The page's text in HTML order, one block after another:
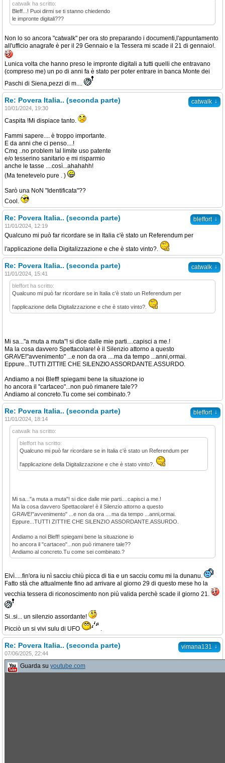
catwalk ha scritto:
Bleff...! Puoi dirmi se ti stanno chiedendo
le impronte digitali???
Non lo so ancora "catwalk" per ora sto preparando i documenti,l'appuntamento
all'ufficio anagrafe è per il 29 Gennaio e la Tessera mi scade il 21 di gennaio!.
Lunica volta che hanno preso le impronte digitali a tutti quelli che entravano
(compreso me) un po di anni fa è stato per poter entrare in banca Monte dei
Paschi di Siena,pezzi di m....
catwalk ↓
Re: Povera Italia.. (seconda parte)
10/01/2024, 19:30
Caspita !Mi dispiace tanto.
Fammi sapere.... è troppo importante.
E da anni che ci penso....!
Cmq ..no problem !al limite uso patente
e/o tesserino sanitario e mi risparmio
anche le tasse ....così...ahahahh!
(Ma tenetevelo pure . )
Sarò una NoN "Identificata"??
Cool.
bleffort ↓
Re: Povera Italia.. (seconda parte)
11/01/2024, 12:19
Qualcuno mi può far ricordare se in Italia c'è stato un Referendum per
l'applicazione della Digitalizzazione e che è stato vinto?.
catwalk ↓
Re: Povera Italia.. (seconda parte)
11/01/2024, 15:41
bleffort ha scritto:
Qualcuno mi può far ricordare se in Italia c'è stato un Referendum per
l'applicazione della Digitalizzazione e che è stato vinto?.
Mi sa..."a muta a muta"! si dice dalle mie parti....capisci a me.!
Ma la cosa davvero Spettacolare! è il Silenzio attorno a questo
GRAVE!"avvenimento" ...e non da ora ....ma da tempo ...anni,ormai.
Eppure...TUTTI ZITTI!E CHE SILENZIO ASSORDANTE.ASSURDO.
Andiamo a noi Bleff! spiegami bene la situazione io
ho ancora il "cartaceo"...non può rimanere tale??
Andiamo al concreto.Tu come sei combinato.?
bleffort ↓
Re: Povera Italia.. (seconda parte)
11/01/2024, 18:14
catwalk ha scritto:
bleffort ha scritto:
Qualcuno mi può far ricordare se in Italia c'è stato un Referendum per
l'applicazione della Digitalizzazione e che è stato vinto?.
Mi sa..."a muta a muta"! si dice dalle mie parti....capisci a me.!
Ma la cosa davvero Spettacolare! è il Silenzio attorno a questo
GRAVE!"avvenimento" ...e non da ora ....ma da tempo ...anni,ormai.
Eppure...TUTTI ZITTI!E CHE SILENZIO ASSORDANTE.ASSURDO.
Andiamo a noi Bleff! spiegami bene la situazione io
ho ancora il "cartaceo"...non può rimanere tale??
Andiamo al concreto.Tu come sei combinato.?
Elvì.....fin'ora iu nì sacciu chiù picca di tia e un sacciu comu mi la dunanu.
Fatto stà che attualmente fino ad arrivare al giorno 29 di questo mese ho la
vecchia tessera di riconoscimento non più valida perchè scade il giorno 21.
Si..si... un silenzio assordante!
Picciò un si vivi sulu di UFO
.
vimana131 ↓
Re: Povera Italia.. (seconda parte)
07/06/2025, 22:44
Guarda su youtube.com